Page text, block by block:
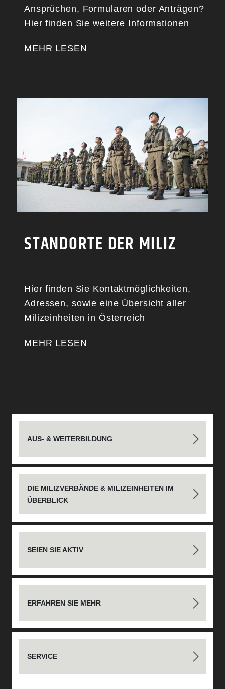
Ansprüchen, Formularen oder Anträgen?
Hier finden Sie weitere Informationen
MEHR LESEN
STANDORTE DER MILIZ
Hier finden Sie Kontaktmöglichkeiten,
Adressen, sowie eine Übersicht aller
Milizeinheiten in Österreich
MEHR LESEN
AUS- & WEITERBILDUNG
DIE MILIZVERBÄNDE & MILIZEINHEITEN IM
ÜBERBLICK
SEIEN SIE AKTIV
ERFAHREN SIE MEHR
SERVICE